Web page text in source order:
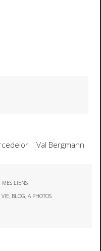
Val Bergmann
MES LIENS
VIE, BLOG,A PHOTOS